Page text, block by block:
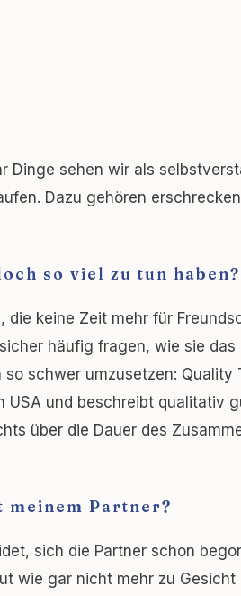
Dinge sehen wir als
Dazu gehören
so viel zu tun haben?
keine Zeit mehr für
häufig fragen, wie sie das
schwer umzusetzen: Quality
USA und beschreibt qualitativ
über die Dauer des
Partner?
sich die Partner schon
wie gar nicht mehr zu Gesicht